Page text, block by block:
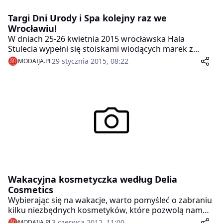
Targi Dni Urody i Spa kolejny raz we
Wrocławiu!
W dniach 25-26 kwietnia 2015 wrocławska Hala
Stulecia wypełni się stoiskami wiodących marek z
branży kosmetycznej i fryzjerskiej. Na odwiedzających
Targi Dni Urody i Spa będą czekały specjalistyczne
MODAIJA.PL29 stycznia 2015, 08:22
Wakacyjna kosmetyczka według Delia
Cosmetics
Wybierając się na wakacje, warto pomyśleć o zabraniu
kilku niezbędnych kosmetyków, które pozwolą nam
wyglądać pięknie i stylowo podczas każdego dnia